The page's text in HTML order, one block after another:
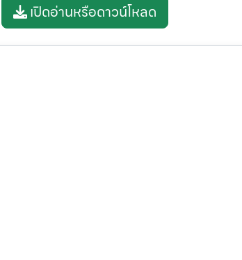
เปิดอ่านหรือดาวน์โหลด